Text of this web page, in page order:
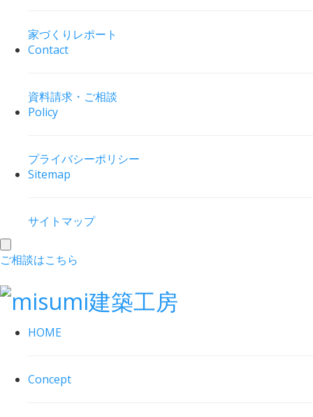
家づくりレポート
Contact
資料請求・ご相談
Policy
プライバシーポリシー
Sitemap
サイトマップ
toggle
navigation
ご相談はこちら
HOME
Concept